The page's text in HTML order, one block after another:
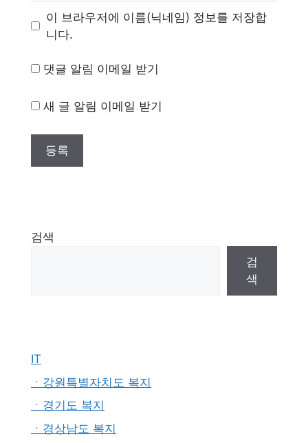
이 브라우저에 이름(닉네임) 정보를 저장합
니다.
댓글 알림 이메일 받기
새 글 알림 이메일 받기
검색
검
색
IT
ㆍ강원특별자치도 복지
ㆍ경기도 복지
ㆍ경상남도 복지